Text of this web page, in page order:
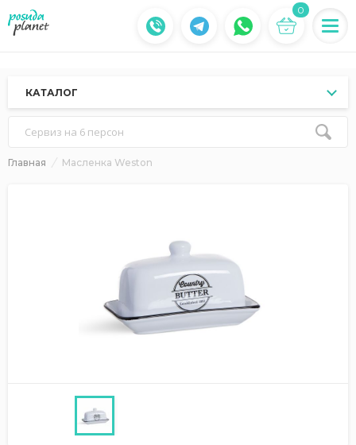
0
КАТАЛОГ
Сервиз на 6 персон
Главная Масленка Weston